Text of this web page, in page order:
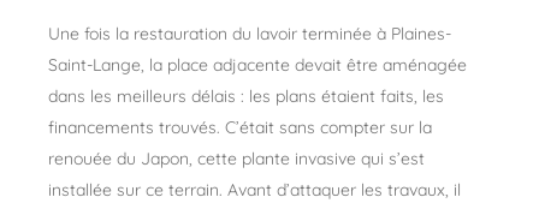
Une fois la restauration du lavoir terminée à Plaines-
Saint-Lange, la place adjacente devait être aménagée
dans les meilleurs délais : les plans étaient faits, les
financements trouvés. C’était sans compter sur la
renouée du Japon, cette plante invasive qui s’est
installée sur ce terrain. Avant d’attaquer les travaux, il